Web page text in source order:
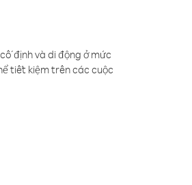
định và di động ở mức
tiết kiệm trên các cuộc